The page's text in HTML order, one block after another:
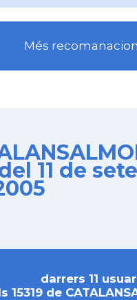
Més
11 de
darrers 11
15319 de